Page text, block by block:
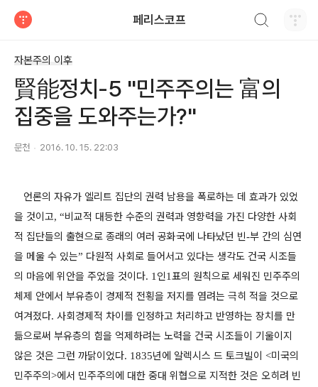
페리스코프
자본주의 이후
賢能정치-5 "민주주의는 富의
집중을 도와주는가?"
문천 2016. 10. 15. 22:03
언론의 자유가 엘리트 집단의 권력 남용을 폭로하는 데 효과가 있었
을 것이고, “비교적 대등한 수준의 권력과 영향력을 가진 다양한 사회
적 집단들의 출현으로 종래의 여러 공화국에 나타났던 빈-부 간의 심연
을 메울 수 있는” 다원적 사회로 들어서고 있다는 생각도 건국 시조들
의 마음에 위안을 주었을 것이다. 1 인1표의 원칙으로 세워진 민주주의
체제 안에서 부유층이 경제적 전횡을 저지를 염려는 극히 적을 것으로
여겨졌다. 사회경제적 차이를 인정하고 처리하고 반영하는 장치를 만
듦으로써 부유층의 힘을 억제하려는 노력을 건국 시조들이 기울이지
않은 것은 그런 까닭이었다. 1835년에 알렉시스 드 토크빌이 <미국의
민주주의>에서 민주주의에 대한 중대 위협으로 지적한 것은 오히려 빈